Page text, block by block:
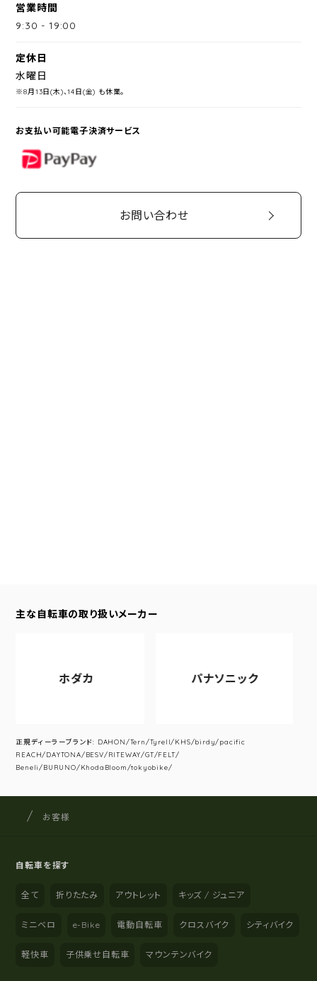
営業時間
9:30 -19:00
定休日
水曜日
※8月13日(木)、14日(金) も休業。
お支払い可能電子決済サービス
PayPay
お問い合わせ
主な自転車の取り扱いメーカー
ホダカ パナソニック
正規ディーラーブランド: DAHON/Tern/Tyrell/KHS/birdy/pacific
REACH/DAYTONA/BESV/RITEWAY/GT/FELT/
Beneli/BURUNO/KhodaBloom/tokyobike/
サイト内の現在地
サイクルショップナカゴヤ
お客様
自転車を探す
全て 折りたたみ アウトレット キッズ / ジュニア
ミニベロ e-Bike 電動自転車 クロスバイク シティバイク
軽快車 子供乗せ自転車 マウンテンバイク